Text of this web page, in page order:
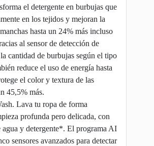
el detergente en burbujas que
en los tejidos y mejoran la
hasta un 24% más incluso
al sensor de detección de
cantidad de burbujas según el tipo
reduce el uso de energía hasta
el color y textura de las
45,5% más.
Lava tu ropa de forma
profunda pero delicada, con
agua y detergente*. El programa AI
sensores avanzados para detectar